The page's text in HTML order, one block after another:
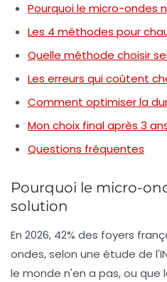
Pourquoi le micro-ondes
Les 4 méthodes pour
Quelle méthode choisir
Les erreurs qui coûtent
Comment optimiser la
Mon choix final après 3
Questions fréquentes
Pourquoi le micro-
solution
En 2026, 42% des foyers
ondes, selon une étude de
le monde n'en a pas, ou